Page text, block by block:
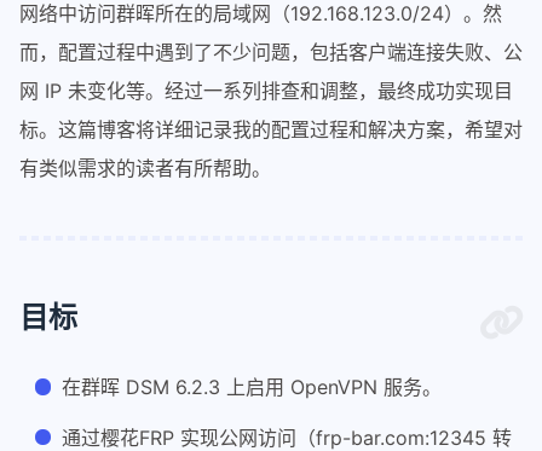
网络中访问群晖所在的局域网（192.168.123.0/24）。然
而，配置过程中遇到了不少问题，包括客户端连接失败、公
网 IP 未变化等。经过一系列排查和调整，最终成功实现目
标。这篇博客将详细记录我的配置过程和解决方案，希望对
有类似需求的读者有所帮助。
目标
在群晖 DSM 6.2.3 上启用 OpenVPN 服务。
通过樱花FRP 实现公网访问（frp-bar.com:12345 转